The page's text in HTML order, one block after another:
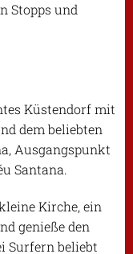
Stopps und
Küstendorf mit
dem beliebten
Ausgangspunkt
Santana.
Kirche, ein
genieße den
Surfern beliebt